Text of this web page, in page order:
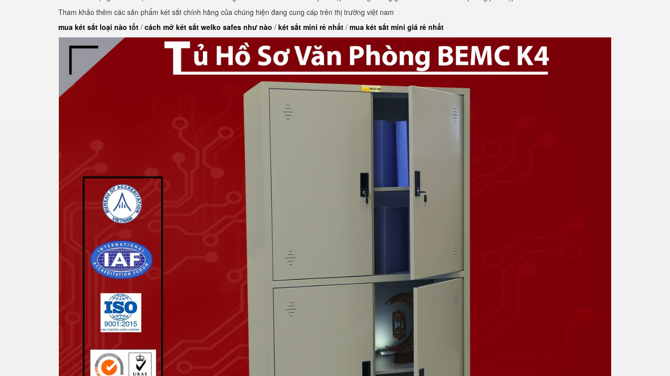
Tham khảo thêm các sản phẩm két sắt chính hãng của chúng hiện đang cung cáp trên thị trường việt nam
mua két sắt loại nào tốt / cách mở két sắt welko safes như nào / két sắt mini rẻ nhất / mua két sắt mini giá rẻ nhất